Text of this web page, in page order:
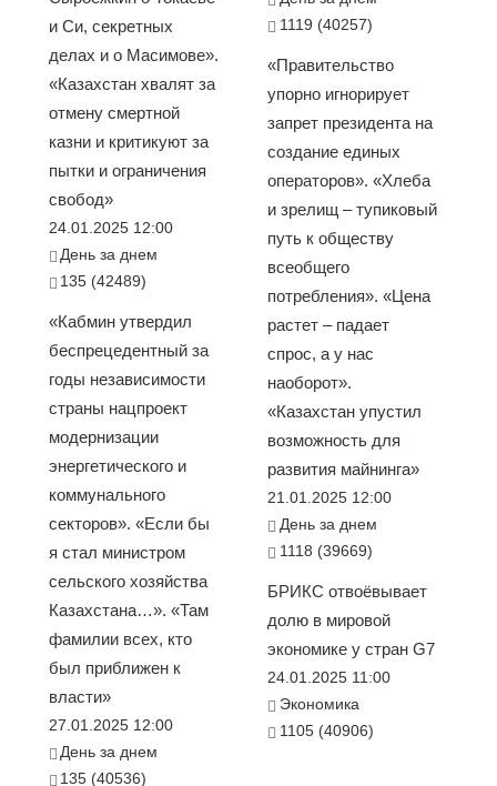
и Си, секретных
делах и о Масимове».
«Казахстан хвалят за
отмену смертной
казни и критикуют за
пытки и ограничения
свобод»
24.01.2025 12:00
День за днем
135 (42489)
«Кабмин утвердил
беспрецедентный за
годы независимости
страны нацпроект
модернизации
энергетического и
коммунального
секторов». «Если бы
я стал министром
сельского хозяйства
Казахстана…». «Там
фамилии всех, кто
был приближен к
власти»
27.01.2025 12:00
День за днем
135 (40536)
1119 (40257)
«Правительство
упорно игнорирует
запрет президента на
создание единых
операторов». «Хлеба
и зрелищ – тупиковый
путь к обществу
всеобщего
потребления». «Цена
растет – падает
спрос, а у нас
наоборот».
«Казахстан упустил
возможность для
развития майнинга»
21.01.2025 12:00
День за днем
1118 (39669)
БРИКС отвоёвывает
долю в мировой
экономике у стран G7
24.01.2025 11:00
Экономика
1105 (40906)